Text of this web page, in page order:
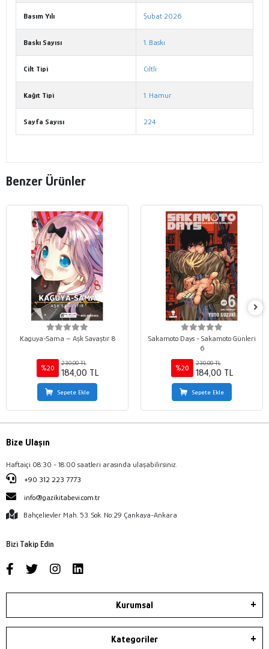
Basım Yılı Şubat 2026
Baskı Sayısı 1. Baskı
Cilt Tipi Ciltli
Kağıt Tipi 1. Hamur
Sayfa Sayısı 224
Benzer Ürünler
Kaguya-Sama – Aşk Savaştır 8
%20
230,00 TL
184,00 TL
Sepete Ekle
Sakamoto Days - Sakamoto Günleri
6
%20
230,00 TL
184,00 TL
Sepete Ekle
Bize Ulaşın
Haftaiçi 08:30 - 18:00 saatleri arasında ulaşabilirsiniz.
+90 312 223 7773
info@gazikitabevi.com.tr
Bahçelievler Mah. 53. Sok. No:29 Çankaya-Ankara
Bizi Takip Edin
Kurumsal
Kategoriler